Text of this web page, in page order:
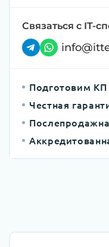
Связаться с IT-
Подготовим КП
Честная